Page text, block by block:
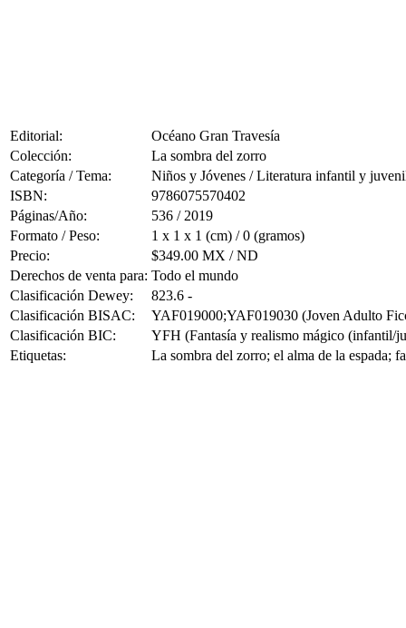
Editorial:
Océano Gran Travesía
Colección:
La sombra del zorro
Categoría / Tema:
Niños y Jóvenes / Literatura infantil y
ISBN:
9786075570402
Páginas/Año:
536 / 2019
Formato / Peso:
1 x 1 x 1 (cm) / 0 (gramos)
Precio:
$349.00 MX / ND
Derechos de venta para: Todo el mundo
Clasificación Dewey:
823.6 -
Clasificación BISAC:
YAF019000;YAF019030 (Joven Adulto
Clasificación BIC:
YFH (Fantasía y realismo mágico (infantil/
Etiquetas:
La sombra del zorro; el alma de la espada;